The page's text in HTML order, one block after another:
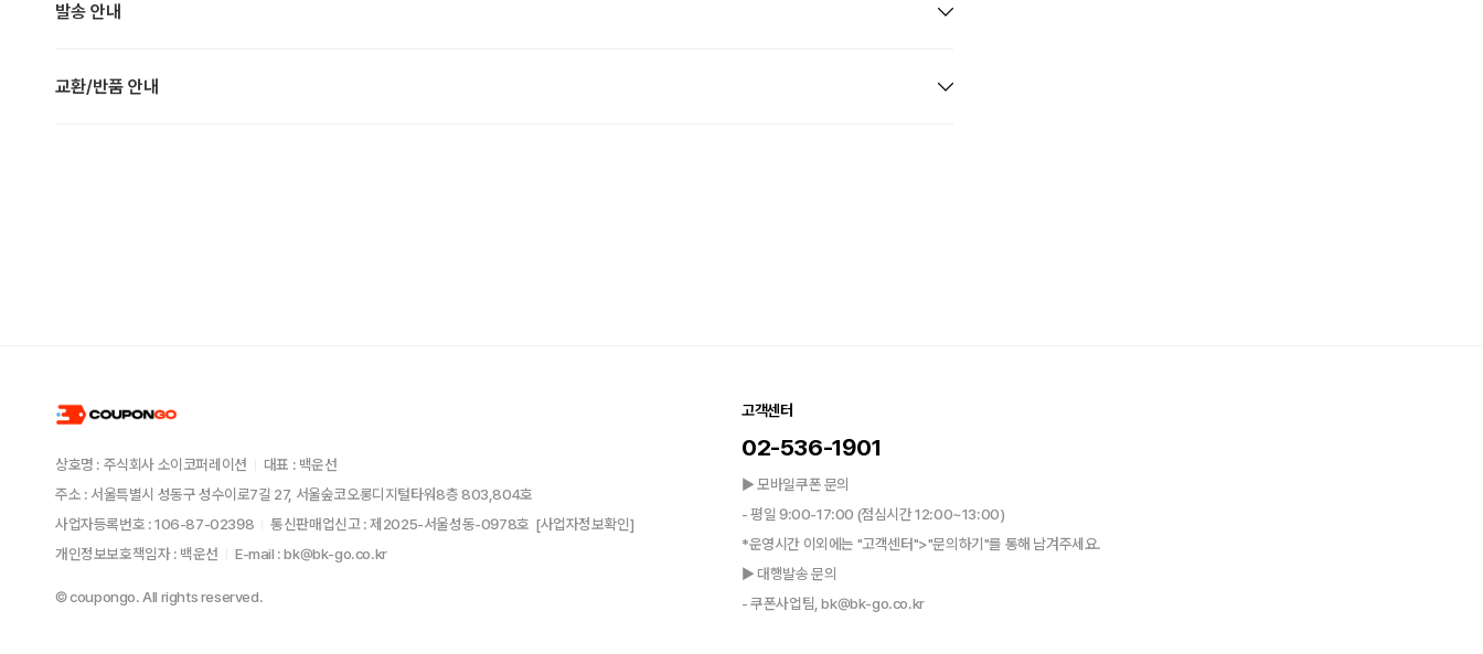
발송 안내
교환/반품 안내
상호명 : 주식회사 소이코퍼레이션
대표 : 백운선
주소 : 서울특별시 성동구 성수이로7길 27, 서울숲코오롱디지털타워8층 803,804호
사업자등록번호 : 106-87-02398
통신판매업신고 : 제2025-서울성동-0978호 [사업자정보확인]
개인정보보호책임자 : 백운선
E-mail : bk@bk-go.co.kr
© coupongo. All rights reserved.
고객센터
02-536-1901
▶ 모바일쿠폰 문의
- 평일 9:00-17:00 (점심시간 12:00~13:00)
*운영시간 이외에는 "고객센터">"문의하기"를 통해 남겨주세요.
▶ 대행발송 문의
- 쿠폰사업팀, bk@bk-go.co.kr